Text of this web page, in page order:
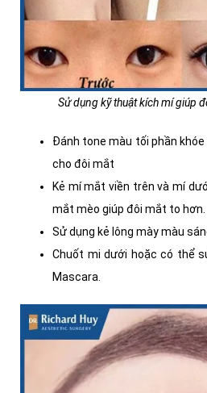
Sử dụng kỹ thuật kích mí giúp
Đánh tone màu tối phần
cho đôi mắt
Kẻ mí mắt viền trên và mí
mắt mèo giúp đôi mắt to hơn.
Sử dụng kẻ lông mày màu
Chuốt mi dưới hoặc có thể
Mascara.